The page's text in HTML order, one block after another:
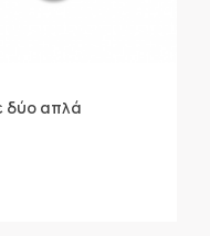
δύο απλά